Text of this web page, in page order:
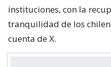
instituciones, con la
tranquilidad de los
cuenta de X.